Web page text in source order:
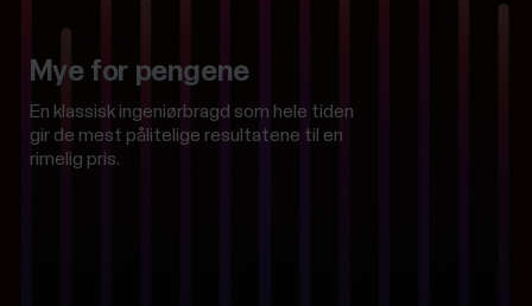
Mye for pengene
En klassisk ingeniørbragd som hele tiden
gir de mest pålitelige resultatene til en
rimelig pris.